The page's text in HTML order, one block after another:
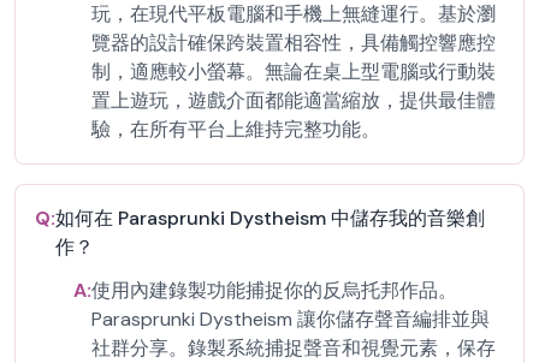
玩，在現代平板電腦和手機上無縫運行。基於瀏
覽器的設計確保跨裝置相容性，具備觸控響應控
制，適應較小螢幕。無論在桌上型電腦或行動裝
置上遊玩，遊戲介面都能適當縮放，提供最佳體
驗，在所有平台上維持完整功能。
Q:如何在 Parasprunki Dystheism 中儲存我的音樂創
作？
A:使用內建錄製功能捕捉你的反烏托邦作品。
Parasprunki Dystheism 讓你儲存聲音編排並與
社群分享。錄製系統捕捉聲音和視覺元素，保存